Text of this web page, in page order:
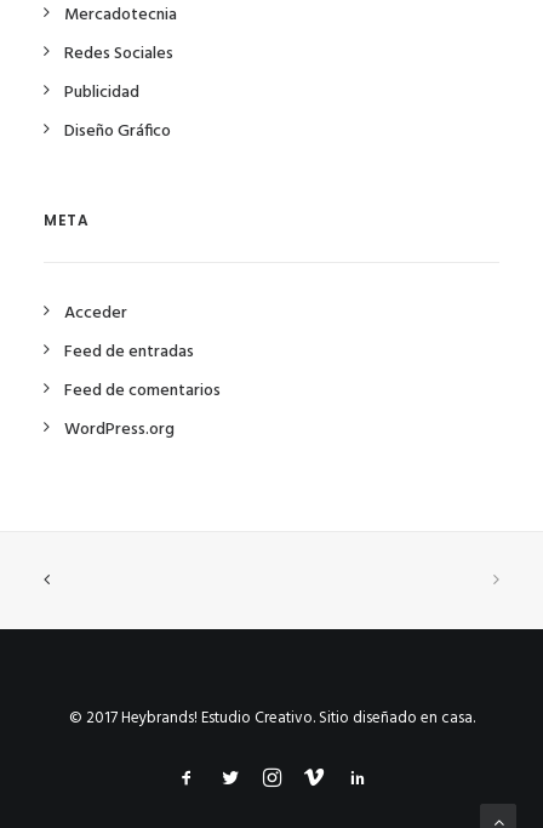
Mercadotecnia
Redes Sociales
Publicidad
Diseño Gráfico
META
Acceder
Feed de entradas
Feed de comentarios
WordPress.org
© 2017 Heybrands! Estudio Creativo. Sitio diseñado en casa.